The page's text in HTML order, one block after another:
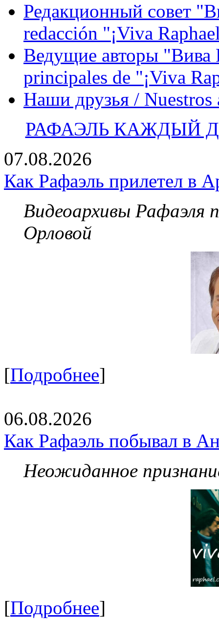
Редакционный совет
redacción "¡Viva
Ведущие авторы "Вива
principales de "¡Viva
Наши друзья / Nuestros
РАФАЭЛЬ КАЖДЫЙ
07.08.2026
Как Рафаэль прилетел в
Видеоархивы Рафаэля
Орловой
[Подробнее]
06.08.2026
Как Рафаэль побывал в
Неожиданное
[Подробнее]